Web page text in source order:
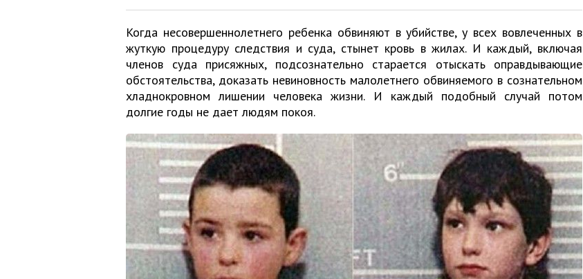
Когда несовершеннолетнего ребенка обвиняют в убийстве, у всех вовлеченных в
жуткую процедуру следствия и суда, стынет кровь в жилах. И каждый, включая
членов суда присяжных, подсознательно старается отыскать оправдывающие
обстоятельства, доказать невиновность малолетнего обвиняемого в сознательном
хладнокровном лишении человека жизни. И каждый подобный случай потом
долгие годы не дает людям покоя.